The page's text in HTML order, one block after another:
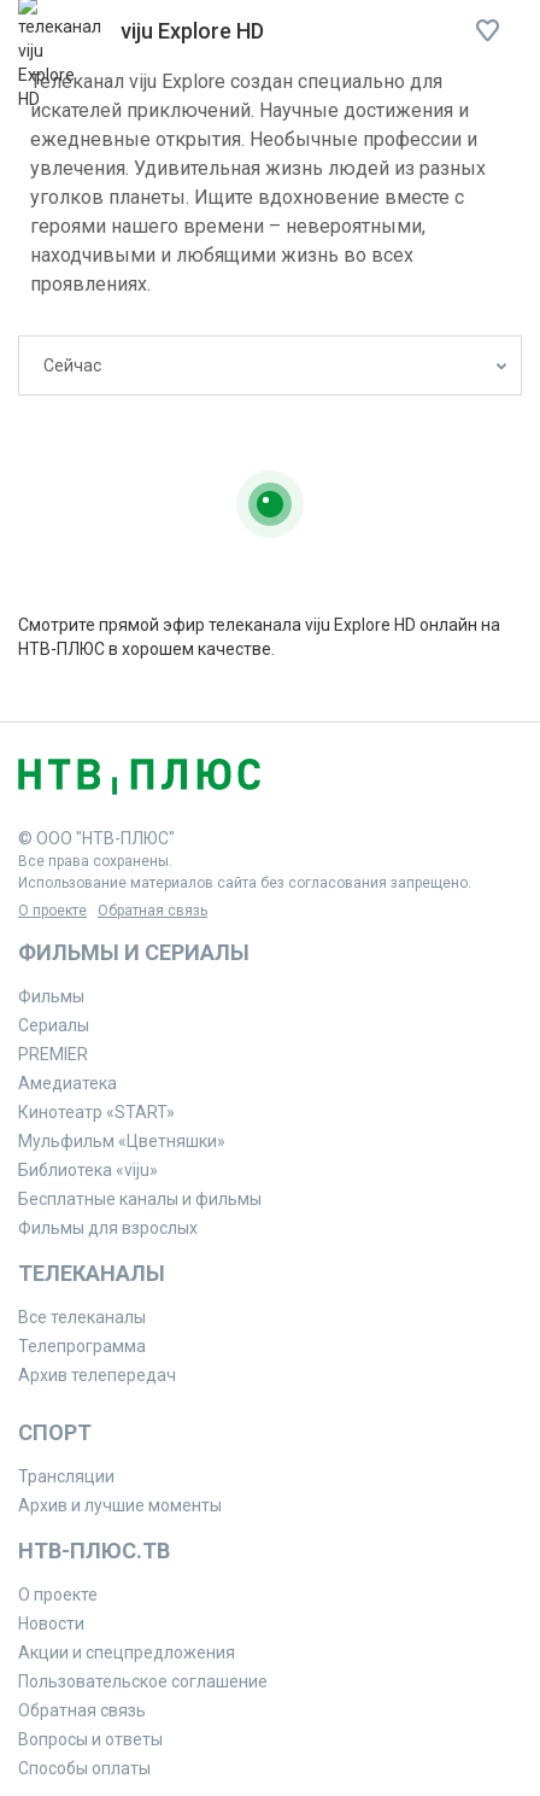
viju Explore HD
Телеканал viju Explore создан специально для
искателей приключений. Научные достижения и
ежедневные открытия. Необычные профессии и
увлечения. Удивительная жизнь людей из разных
уголков планеты. Ищите вдохновение вместе с
героями нашего времени – невероятными,
находчивыми и любящими жизнь во всех
проявлениях.
Сейчас
Cмотрите прямой эфир телеканала viju Explore HD онлайн на
НТВ-ПЛЮС в хорошем качестве.
© ООО "НТВ-ПЛЮС"
Все права сохранены.
Использование материалов сайта без согласования запрещено.
О проекте
Обратная связь
ФИЛЬМЫ И СЕРИАЛЫ
Фильмы
Сериалы
PREMIER
Амедиатека
Кинотеатр «START»
Мульфильм «Цветняшки»
Библиотека «viju»
Бесплатные каналы и фильмы
Фильмы для взрослых
ТЕЛЕКАНАЛЫ
Все телеканалы
Телепрограмма
Архив телепередач
СПОРТ
Трансляции
Архив и лучшие моменты
НТВ-ПЛЮС.ТВ
О проекте
Новости
Акции и спецпредложения
Пользовательское соглашение
Обратная связь
Вопросы и ответы
Способы оплаты